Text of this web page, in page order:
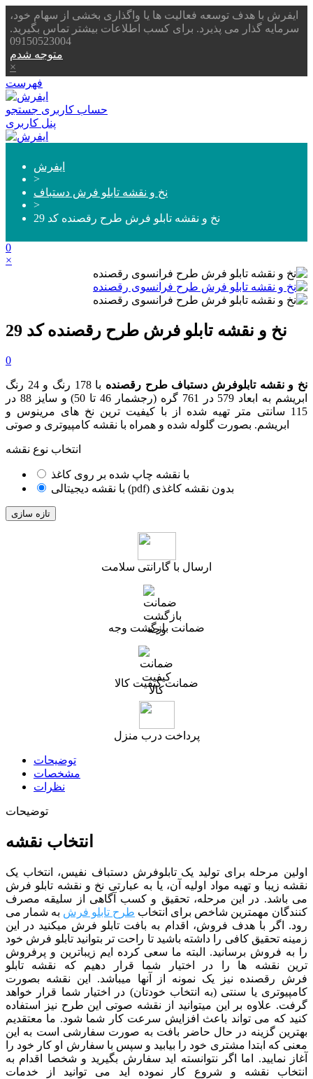
ایفرش با هدف توسعه فعالیت ها یا واگذاری بخشی از سهام خود،
سرمایه گذار می پذیرد. برای کسب اطلاعات بیشتر تماس بگیرید.
09150523004
متوجه شدم
×
فهرست
حساب کاربری جستجو
پنل کاربری
ایفرش
>
نخ و نقشه تابلو فرش دستباف
>
نخ و نقشه تابلو فرش طرح رقصنده کد 29
0
×
نخ و نقشه تابلو فرش طرح رقصنده کد 29
0
نخ و نقشه تابلوفرش دستباف طرح رقصنده
با 178 رنگ و 24 رنگ
ابریشم به ابعاد 579 در 761 گره
(رجشمار 46 تا 50 )
و سایز 88 در
115 سانتی متر تهیه شده از با کیفیت ترین نخ های مرینوس و
ابریشم. بصورت گلوله شده و همراه با نقشه کامپیوتری و صوتی
انتخاب نوع نقشه
با نقشه چاپ شده بر روی کاغذ
با نقشه دیجیتالی (pdf) بدون نقشه کاغذی
ارسال با گارانتی سلامت
ضمانت بازگشت وجه
ضمانت کیفیت کالا
پرداخت درب منزل
توضیحات
مشخصات
نظرات
توضیحات
انتخاب نقشه
اولین مرحله برای تولید یک تابلوفرش دستباف نفیس، انتخاب یک
نقشه زیبا و تهیه مواد اولیه آن، یا به عبارتی نخ و نقشه تابلو فرش
می باشد. در این مرحله، تحقیق و کسب آگاهی از سلیقه مصرف
کنندگان مهمترین شاخص برای انتخاب طرح تابلو فرش به شمار می
رود. اگر با هدف فروش، اقدام به بافت تابلو فرش میکنید در این
زمینه تحقیق کافی را داشته باشید تا راحت تر بتوانید تابلو فرش خود
را به فروش برسانید. البته ما سعی کرده ایم زیباترین و پرفروش
ترین نقشه ها را در اختیار شما قرار دهیم که نقشه تابلو
فرش رقصنده نیز یک نمونه از آنها میباشد. این نقشه بصورت
کامپیوتری یا سنتی (به انتخاب خودتان) در اختیار شما قرار خواهد
گرفت. علاوه بر این میتوانید از نقشه صوتی این طرح نیز استفاده
کنید که می تواند باعث افزایش سرعت کار شما شود. ما معتقدیم
بهترین گزینه در حال حاضر بافت به صورت سفارشی است به این
معنی که ابتدا مشتری خود را بیابید و سپس با سفارش او کار خود را
آغاز نمایید. اما اگر نتوانسته اید سفارش بگیرید و شخصا اقدام به
انتخاب نقشه و شروع کار نموده اید می توانید از خدمات